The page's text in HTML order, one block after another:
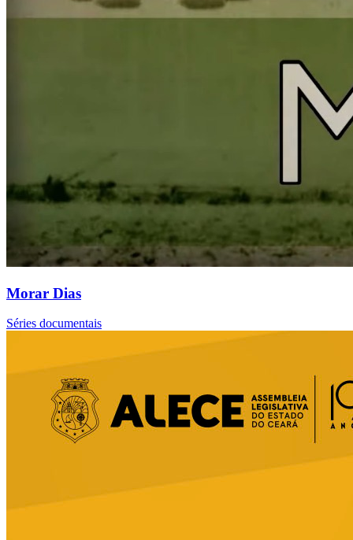
Morar Dias
Séries documentais